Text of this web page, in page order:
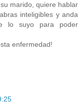
marido, quiere hablar
inteligibles y anda
lo suyo para poder
enfermedad!